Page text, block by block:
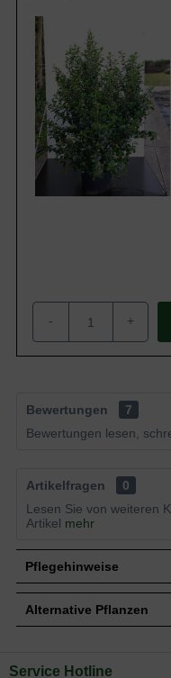
- +
Bewertungen
7
Bewertungen lesen,
Artikelfragen
0
Lesen Sie von weiteren
Artikel mehr
Pflegehinweise
Pflanz- und
Alternative Pflanzen
Sie suchen eine
Service Hotline